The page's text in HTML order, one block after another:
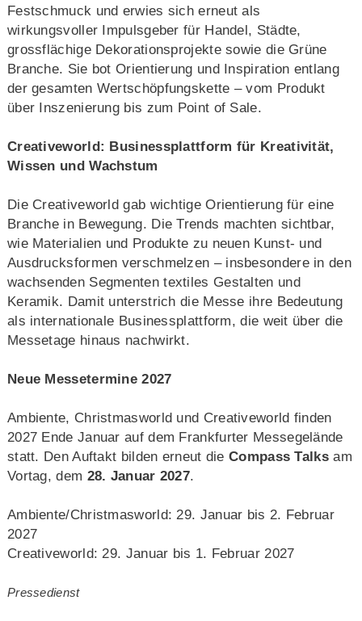
Festschmuck und erwies sich erneut als
wirkungsvoller Impulsgeber für Handel, Städte,
grossflächige Dekorationsprojekte sowie die Grüne
Branche. Sie bot Orientierung und Inspiration entlang
der gesamten Wertschöpfungskette – vom Produkt
über Inszenierung bis zum Point of Sale.
Creativeworld: Businessplattform für Kreativität,
Wissen und Wachstum
Die Creativeworld gab wichtige Orientierung für eine
Branche in Bewegung. Die Trends machten sichtbar,
wie Materialien und Produkte zu neuen Kunst- und
Ausdrucksformen verschmelzen – insbesondere in den
wachsenden Segmenten textiles Gestalten und
Keramik. Damit unterstrich die Messe ihre Bedeutung
als internationale Businessplattform, die weit über die
Messetage hinaus nachwirkt.
Neue Messetermine 2027
Ambiente, Christmasworld und Creativeworld finden
2027 Ende Januar auf dem Frankfurter Messegelände
statt. Den Auftakt bilden erneut dieCompass Talksam
Vortag, dem 28. Januar 2027.
Ambiente/Christmasworld: 29. Januar bis 2. Februar
2027
Creativeworld: 29. Januar bis 1. Februar 2027
Pressedienst